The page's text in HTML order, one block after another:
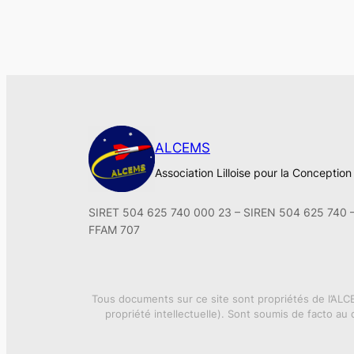
ALCEMS
Association Lilloise pour la
SIRET 504 625 740 000 23 – SIREN 504 625
FFAM 707
Tous documents sur ce site sont propriétés de
propriété intellectuelle). Sont soumis de facto au